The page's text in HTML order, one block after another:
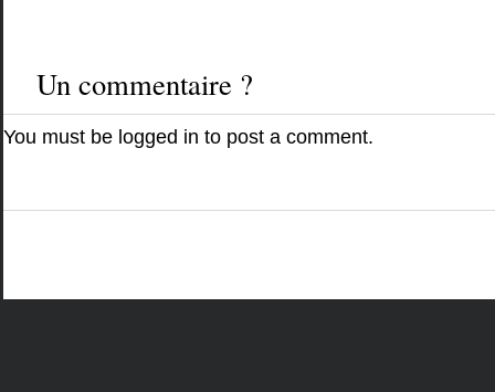
Un commentaire ?
You must be logged in to post a comment.